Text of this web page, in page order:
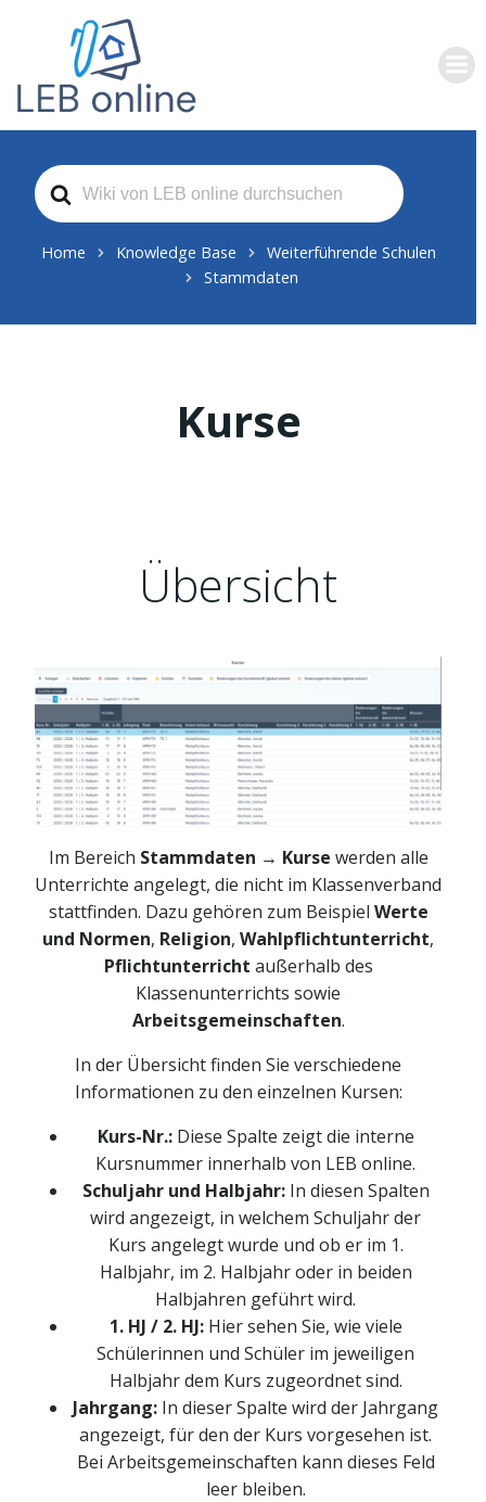
Search
For
Home Knowledge Base
Weiterführende Schulen
Stammdaten
Kurse
Übersicht
Im Bereich Stammdaten → Kurse werden alle
Unterrichte angelegt, die nicht im Klassenverband
stattfinden. Dazu gehören zum Beispiel Werte
und Normen, Religion, Wahlpflichtunterricht,
Pflichtunterricht außerhalb des
Klassenunterrichts sowie
Arbeitsgemeinschaften.
In der Übersicht finden Sie verschiedene
Informationen zu den einzelnen Kursen:
Kurs-Nr.:Diese Spalte zeigt die interne
Kursnummer innerhalb von LEB online.
Schuljahr und Halbjahr:In diesen Spalten
wird angezeigt, in welchem Schuljahr der
Kurs angelegt wurde und ob er im 1.
Halbjahr, im 2. Halbjahr oder in beiden
Halbjahren geführt wird.
1. HJ / 2. HJ:Hier sehen Sie, wie viele
Schülerinnen und Schüler im jeweiligen
Halbjahr dem Kurs zugeordnet sind.
Jahrgang: In dieser Spalte wird der Jahrgang
angezeigt, für den der Kurs vorgesehen ist.
Bei Arbeitsgemeinschaften kann dieses Feld
leer bleiben.